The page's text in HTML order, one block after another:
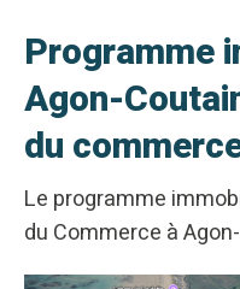
Programme
Agon-
du
Le programme
du Commerce à